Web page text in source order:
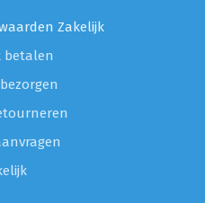
Zakelijk
betalen